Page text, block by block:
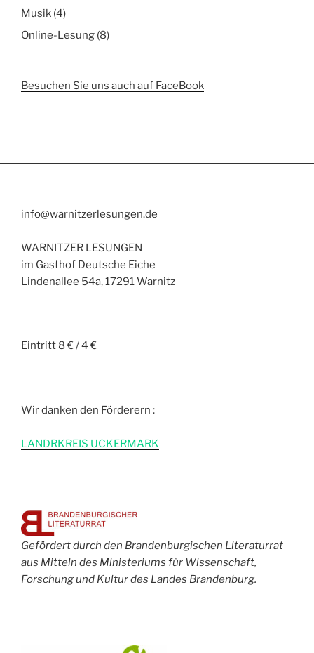
Musik (4)
Online-Lesung (8)
Besuchen Sie uns auch auf FaceBook
info@warnitzerlesungen.de
WARNITZER LESUNGEN
im Gasthof Deutsche Eiche
Lindenallee 54a, 17291 Warnitz
Eintritt 8 € / 4 €
Wir danken den Förderern :
LANDRKREIS UCKERMARK
Gefördert durch den Brandenburgischen Literaturrat
aus Mitteln des Ministeriums für Wissenschaft,
Forschung und Kultur des Landes Brandenburg.